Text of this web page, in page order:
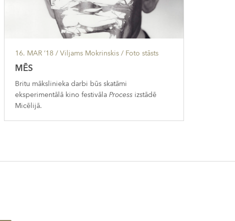
16. MAR ’18/ Viljams Mokrinskis / Foto stāsts
MĒS
Britu mākslinieka darbi būs skatāmi
eksperimentālā kino festivāla Processizstādē
Micēlijā.